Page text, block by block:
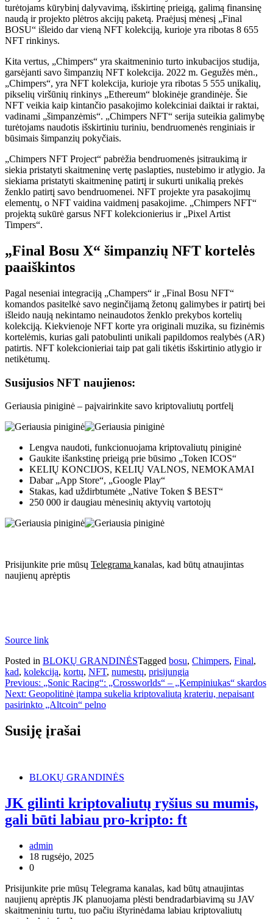
turėtojams kūrybinį dalyvavimą, išskirtinę prieigą, galimą finansinę
naudą ir projekto plėtros akcijų paketą. Praėjusį mėnesį „Final
BOSU“ išleido dar vieną NFT kolekciją, kurioje yra ribotas 8 655
NFT rinkinys.
Kita vertus, „Chimpers“ yra skaitmeninio turto inkubacijos studija,
garsėjanti savo šimpanzių NFT kolekcija. 2022 m. Gegužės mėn.,
„Chimpers“, yra NFT kolekcija, kurioje yra ribotas 5 555 unikalių,
pikselių viršūnių rinkinys „Ethereum“ blokinėje grandinėje. Šie
NFT veikia kaip kintančio pasakojimo kolekciniai daiktai ir raktai,
vadinami „šimpanzėmis“. „Chimpers NFT“ serija suteikia galimybę
turėtojams naudotis išskirtiniu turiniu, bendruomenės renginiais ir
būsimais šimpanzių pokyčiais.
„Chimpers NFT Project“ pabrėžia bendruomenės įsitraukimą ir
siekia pristatyti skaitmeninę vertę paslapties, nustebimo ir atlygio. Ja
siekiama pristatyti skaitmeninę patirtį ir sukurti unikalią prekės
ženklo patirtį savo bendruomenei. NFT projekte yra pasakojimų
elementų, o NFT vaidina vaidmenį pasakojime. „Chimpers NFT“
projektą sukūrė garsus NFT kolekcionierius ir „Pixel Artist
Timpers“.
„Final Bosu X“ šimpanzių NFT kortelės
paaiškintos
Pagal neseniai integraciją „Champers“ ir „Final Bosu NFT“
komandos pasitelkė savo neginčijamą žetonų galimybes ir patirtį bei
išleido naują nekintamo neinaudotos ženklo prekybos kortelių
kolekciją. Kiekvienoje NFT korte yra originali muzika, su fizinėmis
kortelėmis, kurias gali patobulinti unikali papildomos realybės (AR)
patirtis. NFT kolekcionieriai taip pat gali tikėtis išskirtinio atlygio ir
netikėtumų.
Susijusios NFT naujienos:
Geriausia piniginė – paįvairinkite savo kriptovaliutų portfelį
Lengva naudoti, funkcionuojama kriptovaliutų piniginė
Gaukite išankstinę prieigą prie būsimo „Token ICOS“
KELIŲ KONCIJOS, KELIŲ VALNOS, NEMOKAMAI
Dabar „App Store“, „Google Play“
Stakas, kad uždirbtumėte „Native Token $ BEST“
250 000 ir daugiau mėnesinių aktyvių vartotojų
Prisijunkite prie mūsų Telegrama kanalas, kad būtų atnaujintas
naujienų aprėptis
Source link
Posted in BLOKŲ GRANDINĖSTagged bosu, Chimpers, Final,
kad, kolekciją, kortų, NFT, numestų, prisijungia
Navigacija
tarp
Previous: „Sonic Racing“: „Crossworlds“ – „Kempiniukas“ skardos
Next: Geopolitinė įtampa sukelia kriptovaliutą krateriu, nepaisant
pasirinkto „Altcoin“ pelno
Susiję įrašai
BLOKŲ GRANDINĖS
JK gilinti kriptovaliutų ryšius su mumis,
gali būti labiau pro-kripto: ft
admin
18 rugsėjo, 2025
0
Prisijunkite prie mūsų Telegrama kanalas, kad būtų atnaujintas
naujienų aprėptis JK planuojama plėsti bendradarbiavimą su JAV
skaitmeniniu turtu, tuo pačiu ištyrinėdama labiau kriptovaliutų